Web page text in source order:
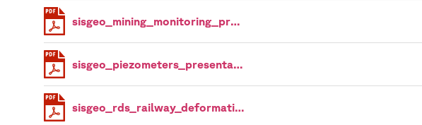
sisgeo_mining_monitoring_presentation
sisgeo_piezometers_presentation
sisgeo_rds_railway_deformation_system_presentation